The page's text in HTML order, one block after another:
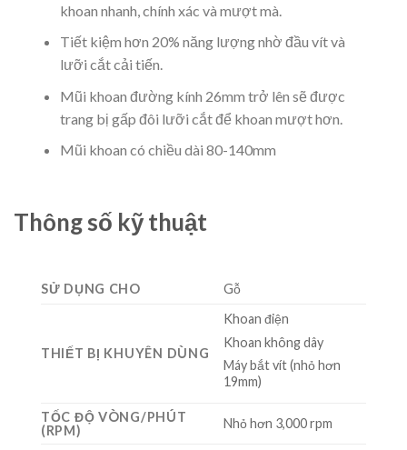
khoan nhanh, chính xác và mượt mà.
Tiết kiệm hơn 20% năng lượng nhờ đầu vít và
lưỡi cắt cải tiến.
Mũi khoan đường kính 26mm trở lên sẽ được
trang bị gấp đôi lưỡi cắt để khoan mượt hơn.
Mũi khoan có chiều dài 80-140mm
Thông số kỹ thuật
SỬ DỤNG CHO Gỗ
THIẾT BỊ KHUYÊN DÙNG
Khoan điện
Khoan không dây
Máy bắt vít (nhỏ hơn
19mm)
TỐC ĐỘ VÒNG/PHÚT
(RPM)
Nhỏ hơn 3,000 rpm